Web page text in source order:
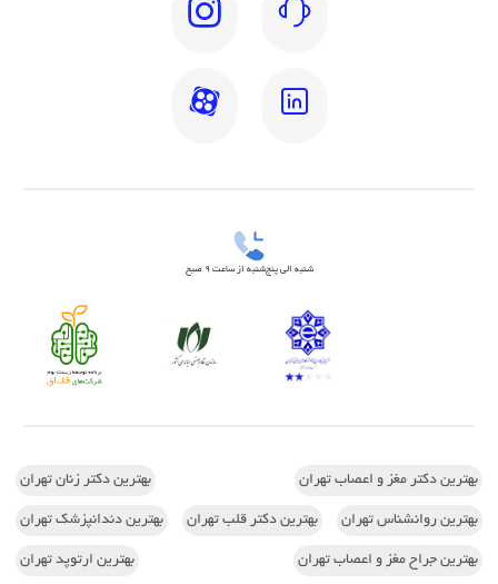
شنبه الی پنج‌شنبه از ساعت 9 صبح
بهترین دکتر مغز و اعصاب تهران بهترین دکتر زنان تهران
بهترین روانشناس تهران بهترین دکتر قلب تهران بهترین دندانپزشک تهران
بهترین جراح مغز و اعصاب تهران بهترین ارتوپد تهران